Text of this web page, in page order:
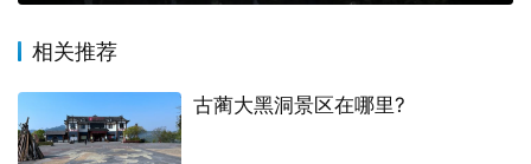
相关推荐
古蔺大黑洞景区在哪里?